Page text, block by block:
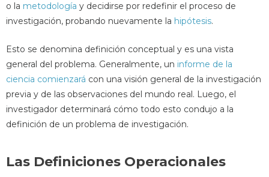
o la metodología y decidirse por redefinir el proceso de
investigación, probando nuevamente la hipótesis.
Esto se denomina definición conceptual y es una vista
general del problema. Generalmente, un informe de la
ciencia comienzará con una visión general de la investigación
previa y de las observaciones del mundo real. Luego, el
investigador determinará cómo todo esto condujo a la
definición de un problema de investigación.
Las Definiciones Operacionales